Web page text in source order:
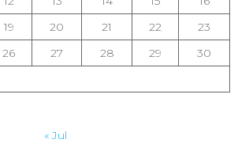
19 20 21 22
23
26 27 28 29
30
« Jul